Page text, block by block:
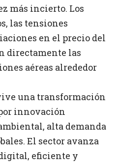
más incierto. Los
las tensiones
en el precio del
directamente las
aéreas alrededor
una transformación
innovación
alta demanda
El sector avanza
eficiente y